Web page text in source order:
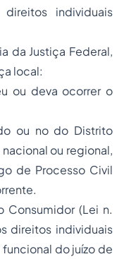
individuais
da Justiça Federal,
local:
ou deva ocorrer o
ou no do Distrito
ou regional,
de Processo Civil
(Lei n.
direitos individuais
do juízo de